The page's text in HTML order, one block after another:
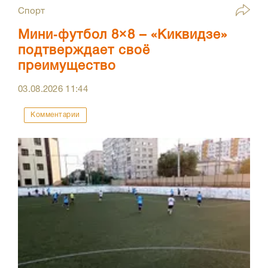
Спорт
Мини‑футбол 8×8 – «Киквидзе»
подтверждает своё
преимущество
03.08.2026 11:44
Комментарии